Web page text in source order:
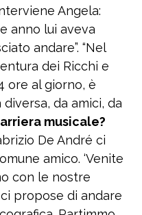
Angela:
anno lui aveva
andare”. “Nel
dei Ricchi e
ore al giorno, è
da amici, da
musicale?
De André ci
amico. ‘Venite
con le nostre
propose di andare